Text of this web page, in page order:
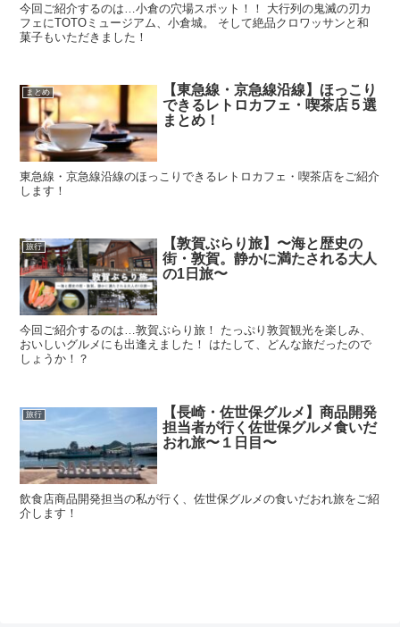
今回ご紹介するのは…小倉の穴場スポット！！ 大行列の鬼滅の刃カ
フェにTOTOミュージアム、小倉城。 そして絶品クロワッサンと和
菓子もいただきました！
まとめ
【東急線・京急線沿線】ほっこり
できるレトロカフェ・喫茶店５選
まとめ！
東急線・京急線沿線のほっこりできるレトロカフェ・喫茶店をご紹介
します！
旅行
【敦賀ぶらり旅】〜海と歴史の
街・敦賀。静かに満たされる大人
の1日旅〜
今回ご紹介するのは…敦賀ぶらり旅！ たっぷり敦賀観光を楽しみ、
おいしいグルメにも出逢えました！ はたして、どんな旅だったので
しょうか！？
旅行
【長崎・佐世保グルメ】商品開発
担当者が行く佐世保グルメ食いだ
おれ旅〜１日目〜
飲食店商品開発担当の私が行く、佐世保グルメの食いだおれ旅をご紹
介します！